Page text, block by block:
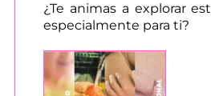
¿Te animas a explorar
especialmente para ti?